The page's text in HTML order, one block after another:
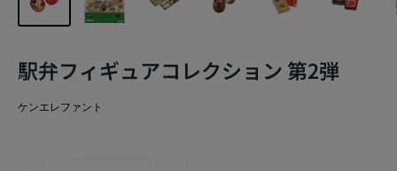
駅弁フィギュアコレクション 第2弾
ケンエレファント